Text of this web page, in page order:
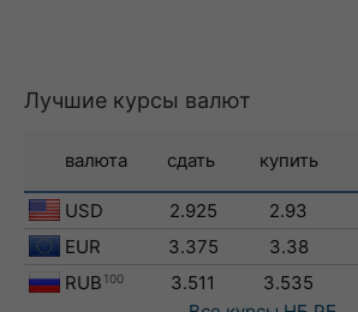
Лучшие курсы валют
валюта сдать купить
USD 2.925 2.93
EUR
3.375 3.38
RUB 100 3.511 3.535